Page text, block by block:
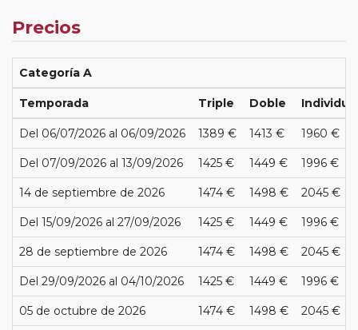
Precios
Categoría A
Temporada Triple Doble
Del 06/07/2026 al 06/09/2026 1389 € 1413 € 1960 €
Del 07/09/2026 al 13/09/2026 1425 € 1449 € 1996 €
14 de septiembre de 2026 1474 € 1498 € 2045 €
Del 15/09/2026 al 27/09/2026 1425 € 1449 € 1996 €
28 de septiembre de 2026 1474 € 1498 € 2045 €
Del 29/09/2026 al 04/10/2026 1425 € 1449 € 1996 €
05 de octubre de 2026 1474 € 1498 € 2045 €